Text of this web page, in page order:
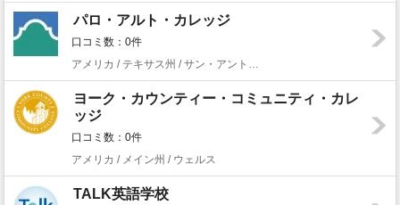
パロ・アルト・カレッジ
口コミ数：0件
アメリカ / テキサス州 / サン・アントニオ
ヨーク・カウンティー・コミュニティ・カレ
ッジ
口コミ数：0件
アメリカ / メイン州 / ウェルス
TALK英語学校